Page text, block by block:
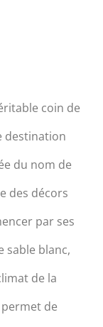
coin de
destination
du nom de
des décors
par ses
sable blanc,
de la
de